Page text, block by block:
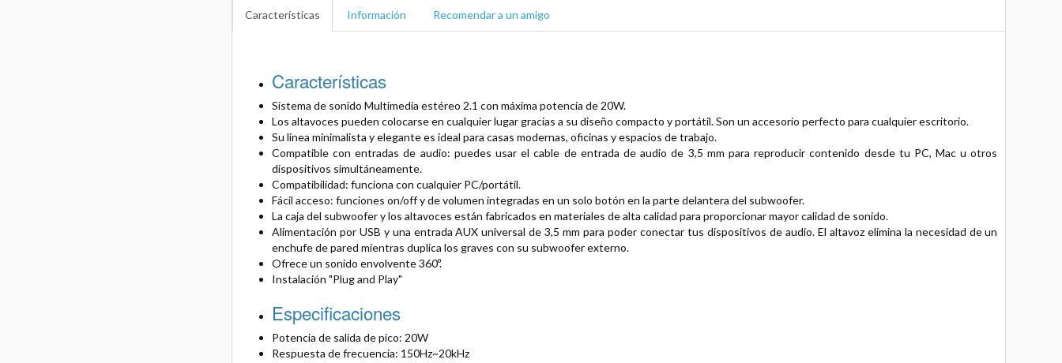
Características Información Recomendar a un amigo
Características
Sistema de sonido Multimedia estéreo 2.1 con máxima potencia de 20W.
Los altavoces pueden colocarse en cualquier lugar gracias a su diseño compacto y portátil. Son un accesorio perfecto para cualquier escritorio.
Su línea minimalista y elegante es ideal para casas modernas, oficinas y espacios de trabajo.
Compatible con entradas de audio: puedes usar el cable de entrada de audio de 3,5 mm para reproducir contenido desde tu PC, Mac u otros
dispositivos simultáneamente.
Compatibilidad: funciona con cualquier PC/portátil.
Fácil acceso: funciones on/off y de volumen integradas en un solo botón en la parte delantera del subwoofer.
La caja del subwoofer y los altavoces están fabricados en materiales de alta calidad para proporcionar mayor calidad de sonido.
Alimentación por USB y una entrada AUX universal de 3,5 mm para poder conectar tus dispositivos de audio. El altavoz elimina la necesidad de un
enchufe de pared mientras duplica los graves con su subwoofer externo.
Ofrece un sonido envolvente 360º.
Instalación "Plug and Play"
Especificaciones
Potencia de salida de pico: 20W
Respuesta de frecuencia: 150Hz~20kHz